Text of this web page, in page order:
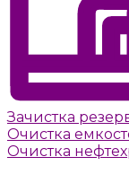
Зачистка
Очистка
Очистка